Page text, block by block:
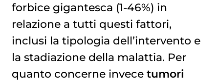
forbice gigantesca (1-46%) in
relazione a tutti questi fattori,
inclusi la tipologia dell’intervento e
la stadiazione della malattia. Per
quanto concerne invece tumori